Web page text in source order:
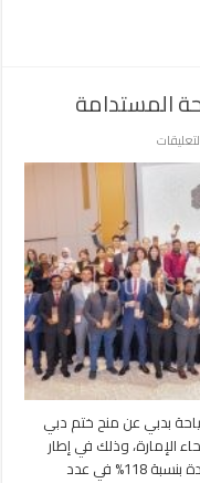
دبي
تمنح
153
فندقاً
ختم
السياحة
المستدامة
مغلقة
بدبي عن منح ختم دبي
في مختلف أنحاء الإمارة، وذلك في إطار
الدورة الثانية من هذه المبادرة التي شهدت زيادة بنسبة 118% في عدد